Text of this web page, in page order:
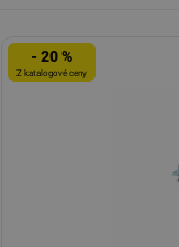
- 20 %
Z katalogové ceny